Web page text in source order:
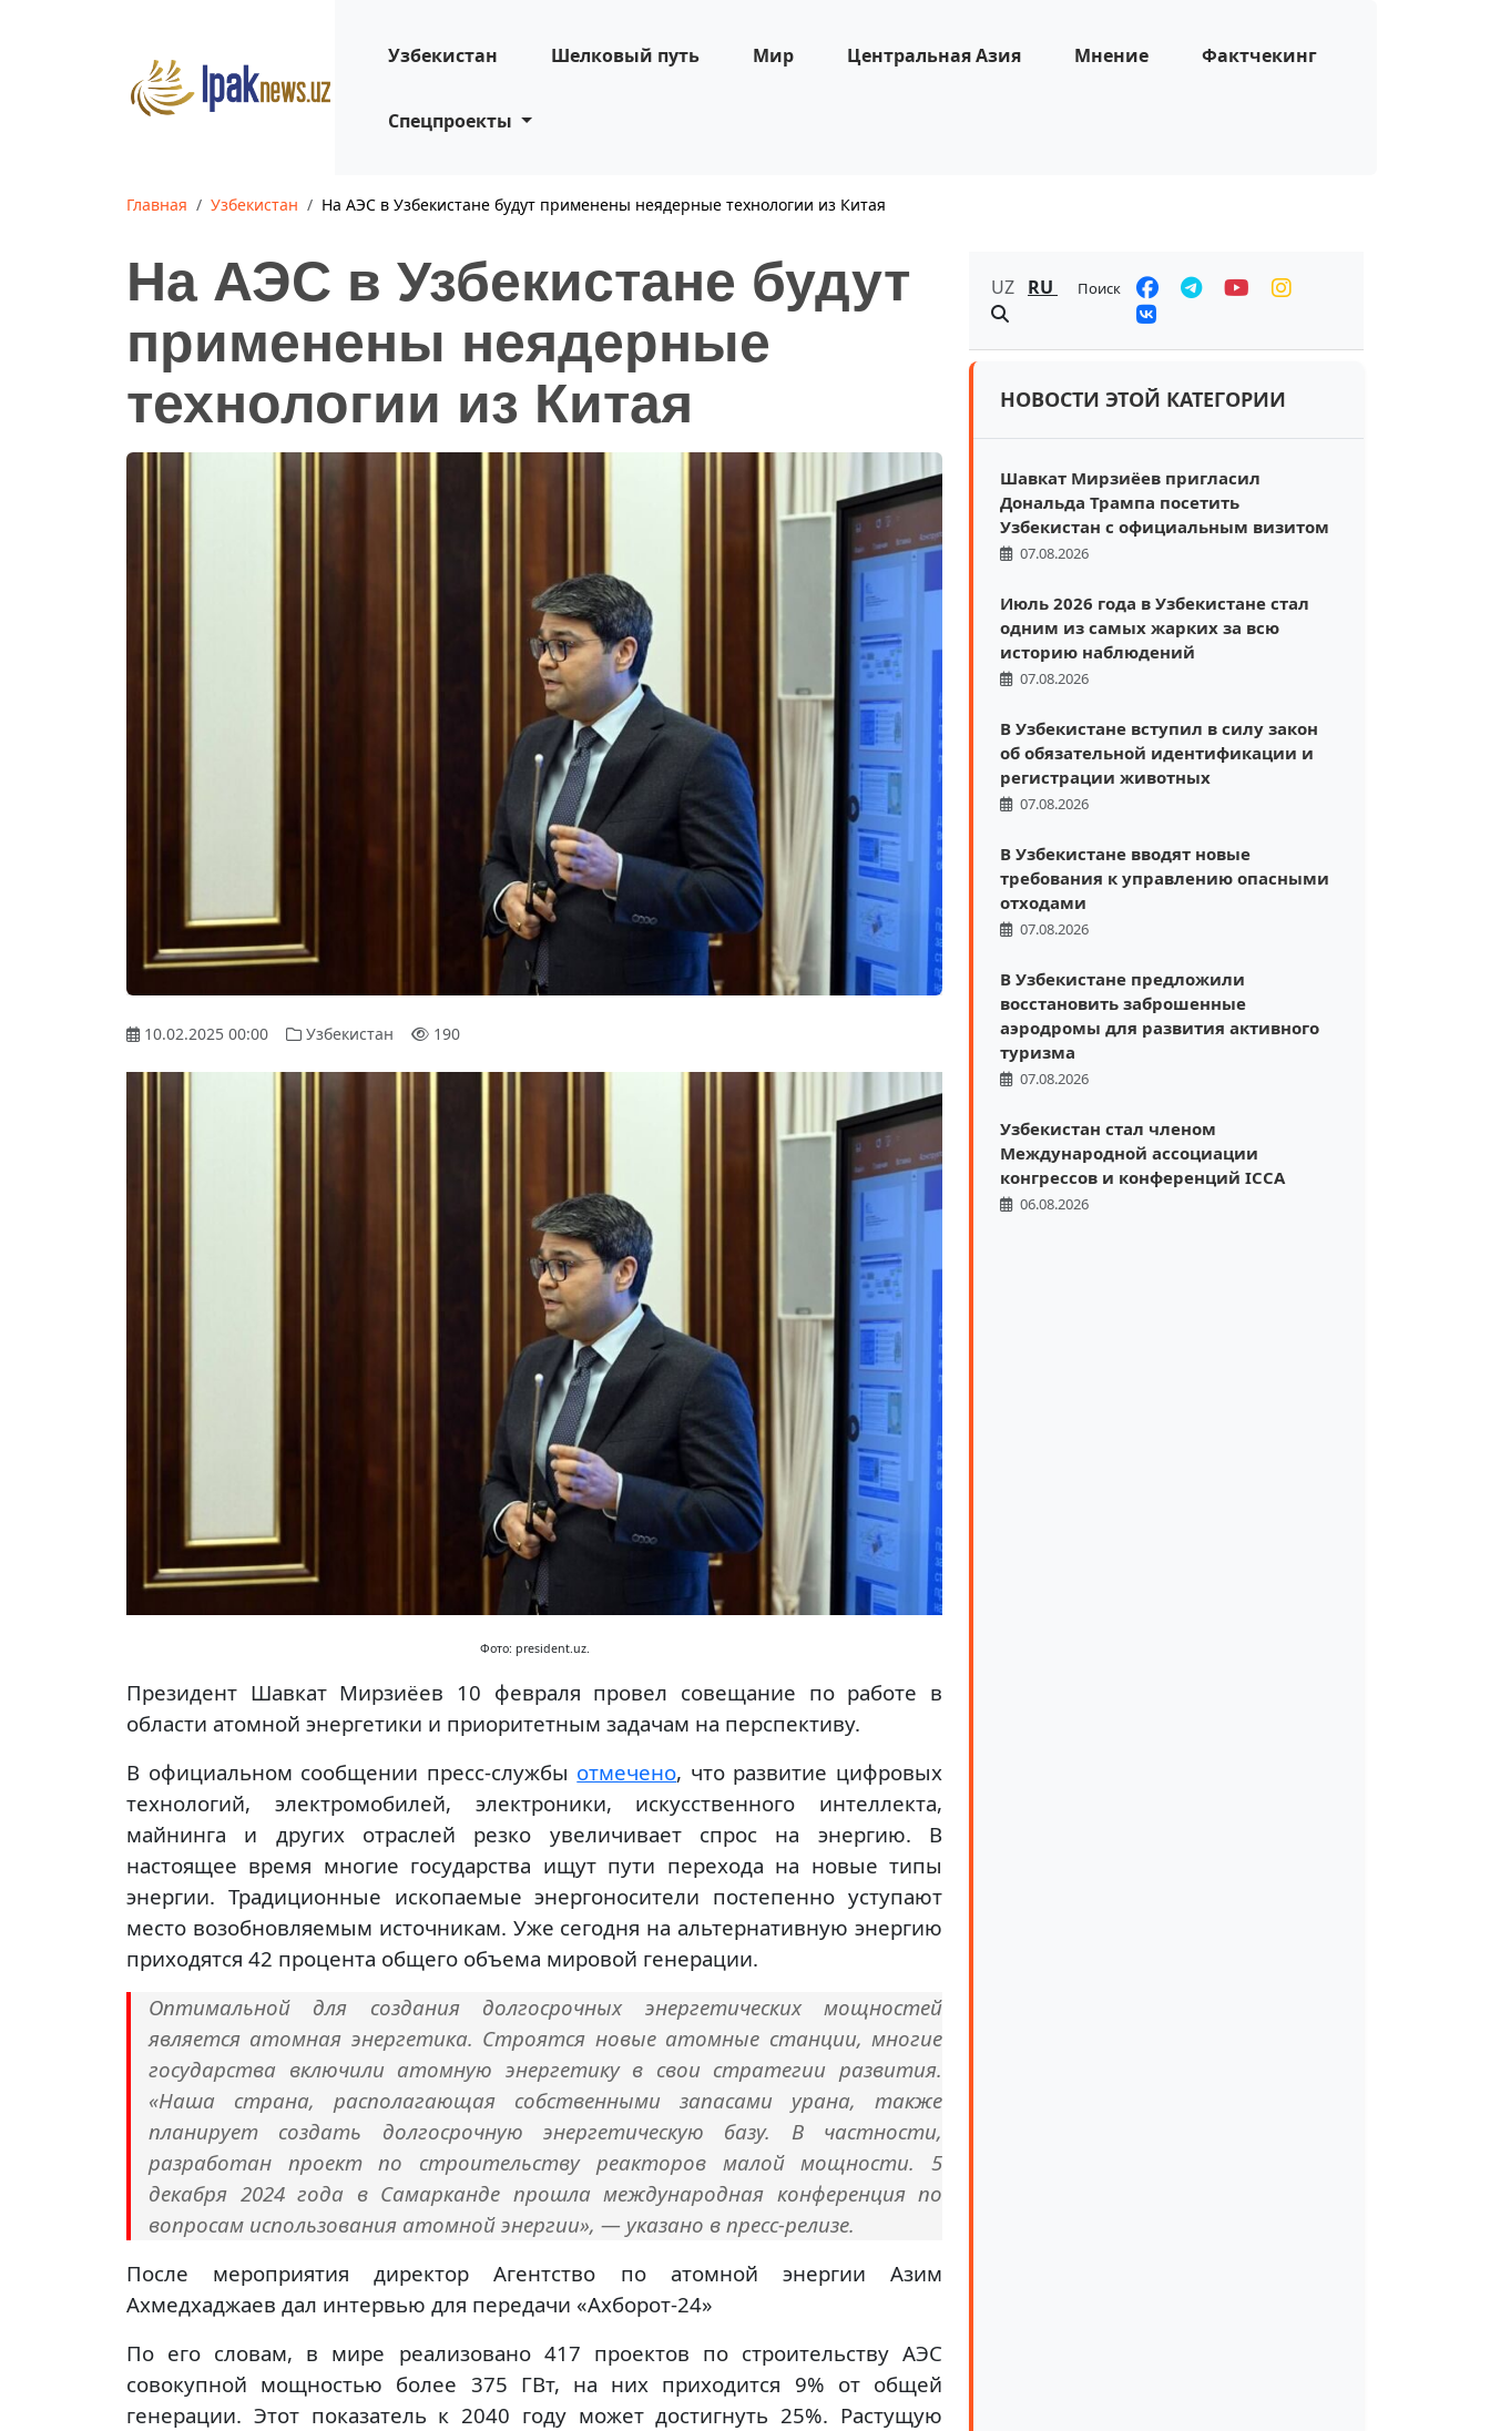
Узбекистан Шелковый путь Мир Центральная Азия Мнение Фактчекинг
Спецпроекты
Главная Узбекистан На АЭС в Узбекистане будут применены неядерные технологии из Китая
На АЭС в Узбекистане будут
применены неядерные
технологии из Китая
10.02.2025 00:00 Узбекистан 190
Фото: president.uz.
Президент Шавкат Мирзиёев 10 февраля провел совещание по работе в
области атомной энергетики и приоритетным задачам на перспективу.
В официальном сообщении пресс-службы отмечено, что развитие цифровых
технологий, электромобилей, электроники, искусственного интеллекта,
майнинга и других отраслей резко увеличивает спрос на энергию. В
настоящее время многие государства ищут пути перехода на новые типы
энергии. Традиционные ископаемые энергоносители постепенно уступают
место возобновляемым источникам. Уже сегодня на альтернативную энергию
приходятся 42 процента общего объема мировой генерации.
Оптимальной для создания долгосрочных энергетических мощностей
является атомная энергетика. Строятся новые атомные станции, многие
государства включили атомную энергетику в свои стратегии развития.
«Наша страна, располагающая собственными запасами урана, также
планирует создать долгосрочную энергетическую базу. В частности,
разработан проект по строительству реакторов малой мощности. 5
декабря 2024 года в Самарканде прошла международная конференция по
вопросам использования атомной энергии», — указано в пресс-релизе.
После мероприятия директор Агентство по атомной энергии Азим
Ахмедхаджаев дал интервью для передачи «Ахборот-24»
По его словам, в мире реализовано 417 проектов по строительству АЭС
совокупной мощностью более 375 ГВт, на них приходится 9% от общей
генерации. Этот показатель к 2040 году может достигнуть 25%. Растущую
UZ RU Поиск
НОВОСТИ ЭТОЙ КАТЕГОРИИ
Шавкат Мирзиёев пригласил
Дональда Трампа посетить
Узбекистан с официальным визитом
07.08.2026
Июль 2026 года в Узбекистане стал
одним из самых жарких за всю
историю наблюдений
07.08.2026
В Узбекистане вступил в силу закон
об обязательной идентификации и
регистрации животных
07.08.2026
В Узбекистане вводят новые
требования к управлению опасными
отходами
07.08.2026
В Узбекистане предложили
восстановить заброшенные
аэродромы для развития активного
туризма
07.08.2026
Узбекистан стал членом
Международной ассоциации
конгрессов и конференций ICCA
06.08.2026